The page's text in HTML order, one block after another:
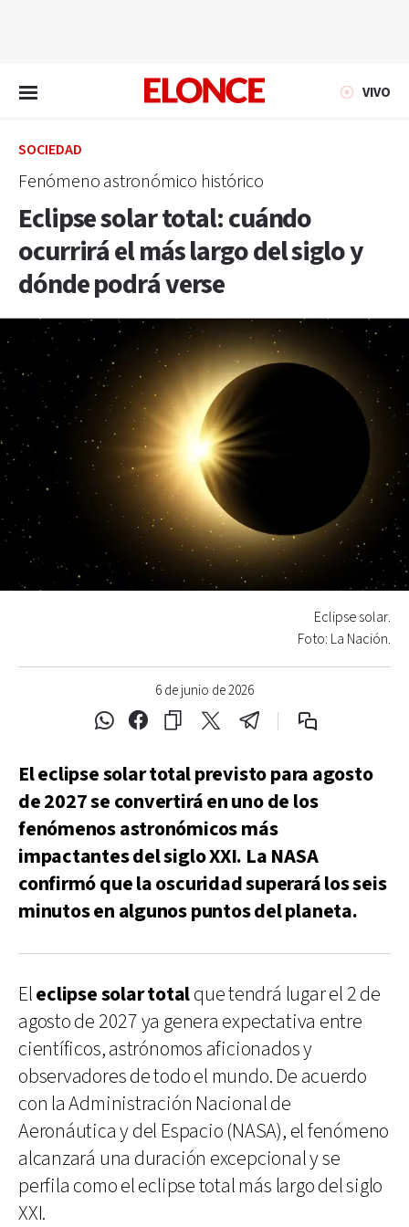
VIVO
SOCIEDAD
Fenómeno astronómico histórico
Eclipse solar total: cuándo
ocurrirá el más largo del siglo y
dónde podrá verse
6 de junio de 2026
Eclipse solar.
Foto: La Nación.
El eclipse solar total previsto para agosto
de 2027 se convertirá en uno de los
fenómenos astronómicos más
impactantes del siglo XXI. La NASA
confirmó que la oscuridad superará los seis
minutos en algunos puntos del planeta.
Eleclipse solar totalque tendrá lugar el 2 de
agosto de 2027 ya genera expectativa entre
científicos, astrónomos aficionados y
observadores de todo el mundo. De acuerdo
con la Administración Nacional de
Aeronáutica y del Espacio (NASA), el fenómeno
alcanzará una duración excepcional y se
perfila como el eclipse total más largo del siglo
XXI.